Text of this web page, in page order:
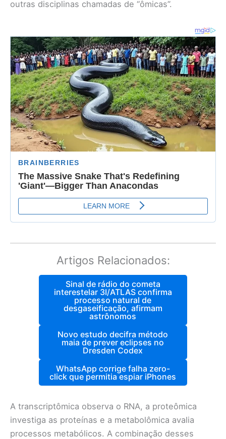
outras disciplinas chamadas de “ômicas”.
Artigos Relacionados:
Sinal de rádio do cometa
interestelar 3I/ATLAS confirma
processo natural de
desgaseificação, afirmam
astrônomos
Novo estudo decifra método
maia de prever eclipses no
Dresden Codex
WhatsApp corrige falha zero-
click que permitia espiar iPhones
A transcriptômica observa o RNA, a proteômica
investiga as proteínas e a metabolômica avalia
processos metabólicos. A combinação desses